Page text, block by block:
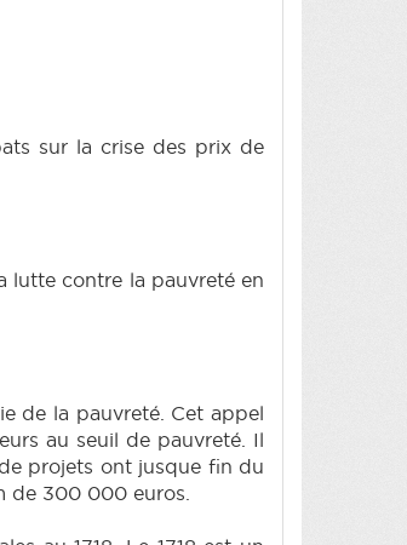
sur la crise des prix de
lutte contre la pauvreté en
de la pauvreté. Cet appel
au seuil de pauvreté. Il
projets ont jusque fin du
de 300 000 euros.